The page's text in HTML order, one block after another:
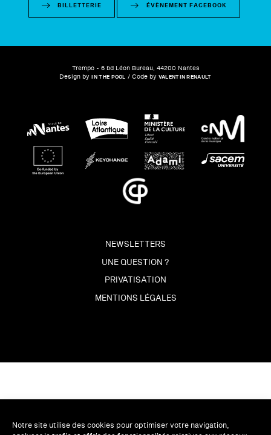
Notre site utilise des cookies pour optimiser votre navigation,
BILLETTERIE ÉVÈNEMENT FACEBOOK
Trempo - 6 bd Léon Bureau, 44200 Nantes
Design byIN THE POOL / Code by VALENTIN RENAULT
NEWSLETTERS
UNE QUESTION ?
PRIVATISATION
MENTIONS LÉGALES